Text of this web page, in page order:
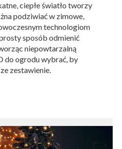
ciepłe światło tworzy
podziwiać w zimowe,
technologiom
sposób odmienić
niepowtarzalną
do ogrodu wybrać, by
zestawienie.